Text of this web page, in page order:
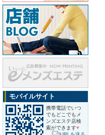
モバイルサイト
携帯電話でいつ
でもどこでもメ
ンズエステ店検
索ができます♥